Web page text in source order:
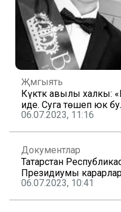
Җәмгыять
Күктәкә авылы халкы:
иде. Суга төшеп юк
06.07.2023, 11:16
Документлар
Татарстан
Президиумы
06.07.2023, 10:41